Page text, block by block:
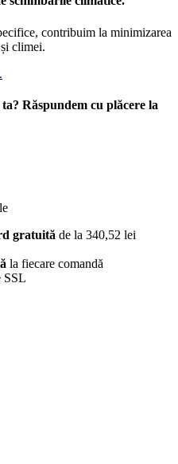
contribuim la minimizarea
climei.
Răspundem cu plăcere la
gratuită de la 340,52 lei
la fiecare comandă
SSL